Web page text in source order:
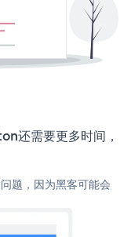
还需要更多时间，
题，因为黑客可能会